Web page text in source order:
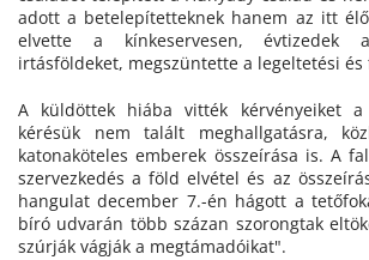
adott a betelepítetteknek hanem az itt
elvette a kínkeservesen, évtizedek
irtásföldeket, megszüntette a legeltetési és
A küldöttek hiába vitték kérvényeiket a
kérésük nem talált meghallgatásra,
katonaköteles emberek összeírása is. A
szervezkedés a föld elvétel és az
hangulat december 7.-én hágott a
bíró udvarán több százan szorongtak
szúrják vágják a megtámadóikat".